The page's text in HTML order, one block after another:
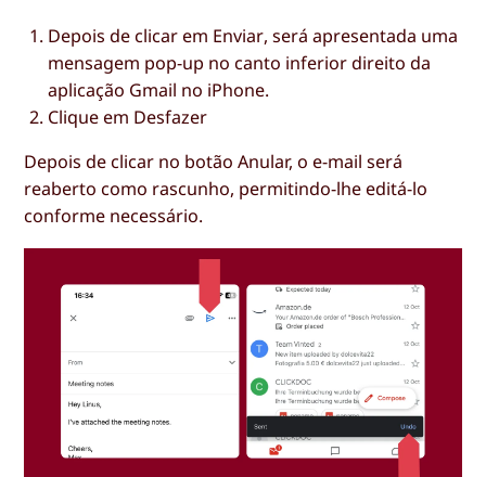
Depois de clicar em Enviar, será apresentada uma
mensagem pop-up no canto inferior direito da
aplicação Gmail no iPhone.
Clique em Desfazer
Depois de clicar no botão Anular, o e-mail será
reaberto como rascunho, permitindo-lhe editá-lo
conforme necessário.